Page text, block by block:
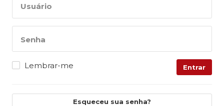
Usuário
Senha
Lembrar-me Entrar
Esqueceu sua senha?